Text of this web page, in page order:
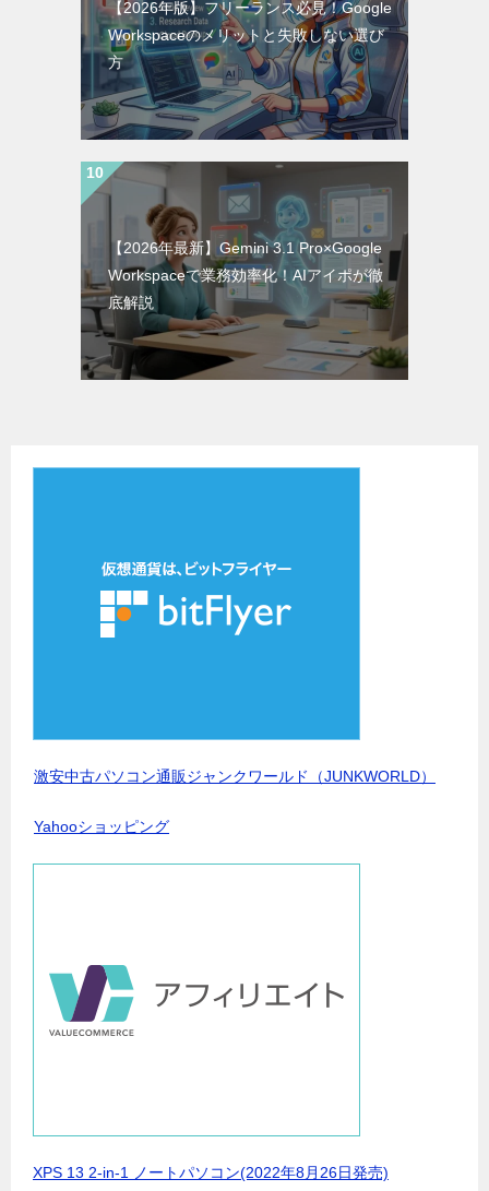
【2026年版】フリーランス必見！Google
Workspaceのメリットと失敗しない選び
方
【2026年最新】Gemini 3.1 Pro×Google
Workspaceで業務効率化！AIアイポが徹
底解説
激安中古パソコン通販ジャンクワールド（JUNKWORLD）
Yahooショッピング
XPS 13 2-in-1 ノートパソコン(2022年8月26日発売)